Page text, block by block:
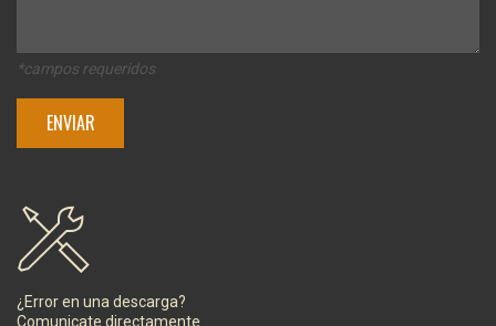
*campos requeridos
¿Error en una descarga?
Comunicate directamente